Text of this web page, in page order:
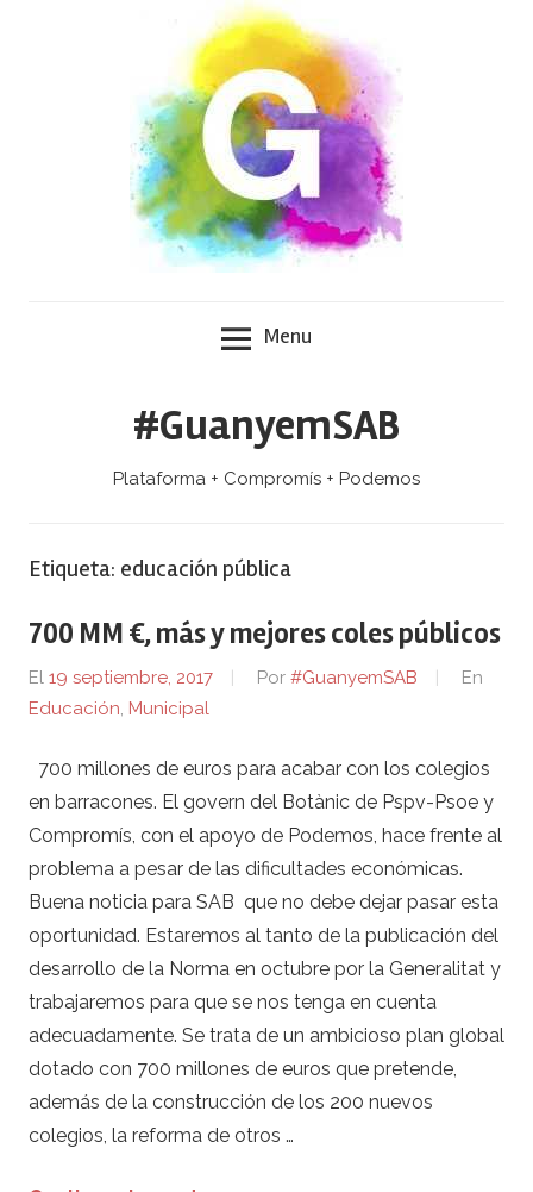
Menu
#GuanyemSAB
Plataforma + Compromís + Podemos
Etiqueta: educación pública
700 MM €, más y mejores coles públicos
El 19 septiembre, 2017 Por #GuanyemSAB
En
Educación, Municipal
700 millones de euros para acabar con los colegios
en barracones. El govern del Botànic de Pspv-Psoe y
Compromís, con el apoyo de Podemos, hace frente al
problema a pesar de las dificultades económicas.
Buena noticia para SAB que no debe dejar pasar esta
oportunidad. Estaremos al tanto de la publicación del
desarrollo de la Norma en octubre por la Generalitat y
trabajaremos para que se nos tenga en cuenta
adecuadamente. Se trata de un ambicioso plan global
dotado con 700 millones de euros que pretende,
además de la construcción de los 200 nuevos
colegios, la reforma de otros …